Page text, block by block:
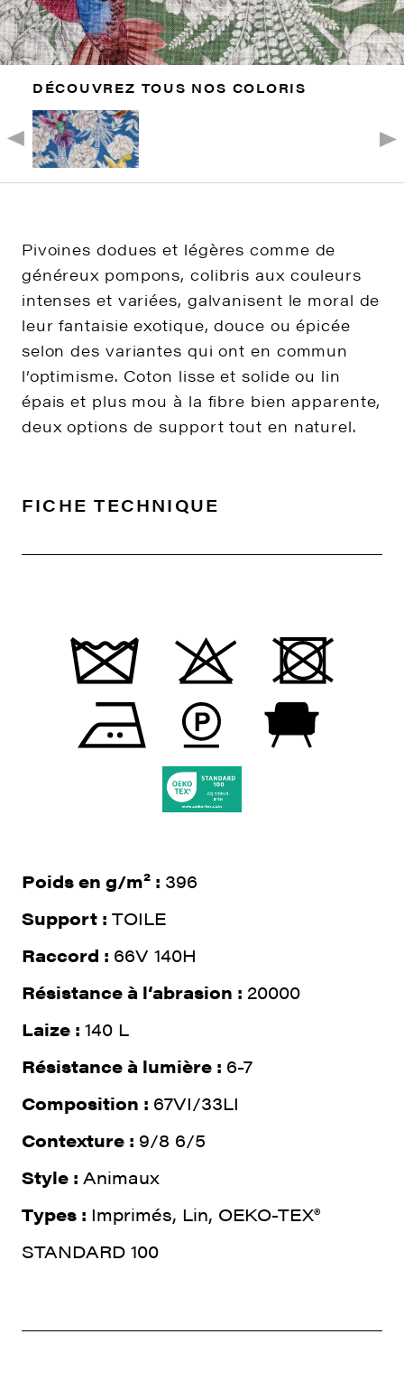
DÉCOUVREZ TOUS NOS COLORIS
Pivoines dodues et légères comme de
généreux pompons, colibris aux couleurs
intenses et variées, galvanisent le moral de
leur fantaisie exotique, douce ou épicée
selon des variantes qui ont en commun
l’optimisme. Coton lisse et solide ou lin
épais et plus mou à la fibre bien apparente,
deux options de support tout en naturel.
FICHE TECHNIQUE
Poids en g/m² : 396
Support : TOILE
Raccord : 66V 140H
Résistance à l‘abrasion : 20000
Laize : 140 L
Résistance à lumière : 6-7
Composition : 67VI/33LI
Contexture : 9/8 6/5
Style : Animaux
Types : Imprimés, Lin, OEKO-TEX®
STANDARD 100